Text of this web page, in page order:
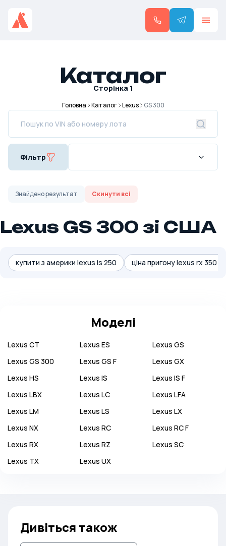
Каталог
Сторінка 1
Головна Каталог Lexus GS 300
Фільтр
Знайденорезультат Скинути всі
Lexus GS 300 зі США
купити з америки lexus is 250 ціна пригону lexus rx 350 з
Моделі
Lexus CT Lexus ES Lexus GS
Lexus GS 300 Lexus GS F Lexus GX
Lexus HS Lexus IS Lexus IS F
Lexus LBX Lexus LC Lexus LFA
Lexus LM Lexus LS Lexus LX
Lexus NX Lexus RC Lexus RC F
Lexus RX Lexus RZ Lexus SC
Lexus TX Lexus UX
Дивіться також